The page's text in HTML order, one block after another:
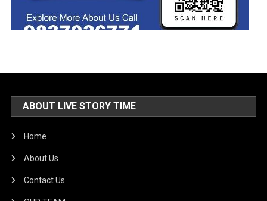
ABOUT LIVE STORY TIME
Home
About Us
Contact Us